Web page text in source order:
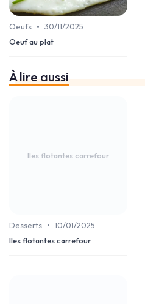
Oeufs • 30/11/2025
Oeuf au plat
À lire aussi
Iles flotantes carrefour
Desserts • 10/01/2025
Iles flotantes carrefour